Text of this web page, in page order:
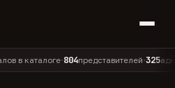
•804представителей•325админов